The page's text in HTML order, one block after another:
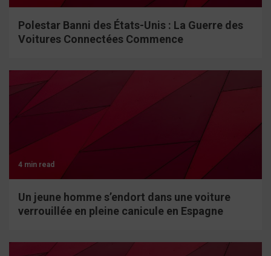
Polestar Banni des États-Unis : La Guerre des
Voitures Connectées Commence
4 min read
Un jeune homme s’endort dans une voiture
verrouillée en pleine canicule en Espagne